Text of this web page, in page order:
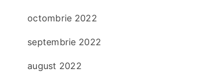
octombrie 2022
septembrie 2022
august 2022